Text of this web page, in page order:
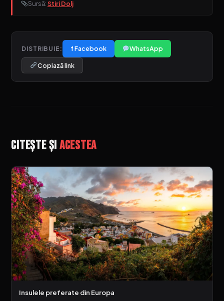
Sursă:Stiri Dolj
DISTRIBUIE: f Facebook WhatsApp
Copiază link
Citește șiacestea
Insulele preferate din Europa